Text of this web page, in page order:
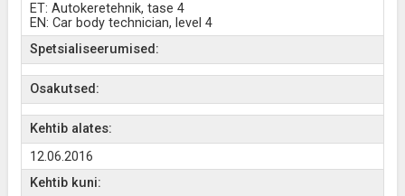
ET: Autokeretehnik, tase 4
EN: Car body technician, level 4
Spetsialiseerumised:
Osakutsed:
Kehtib alates:
12.06.2016
Kehtib kuni: